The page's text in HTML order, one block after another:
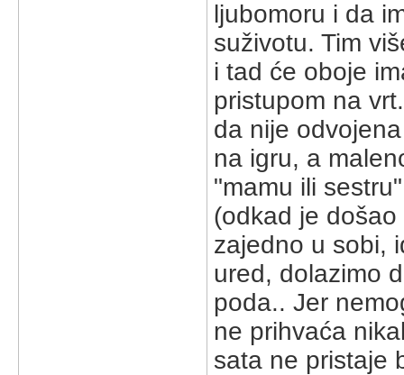
ljubomoru i da
suživotu. Tim
i tad će oboje
pristupom na
da nije
na igru, a
"mamu ili
(odkad je
zajedno u sobi,
ured, dolazimo
poda.. Jer
ne prihvaća
sata ne pristaje